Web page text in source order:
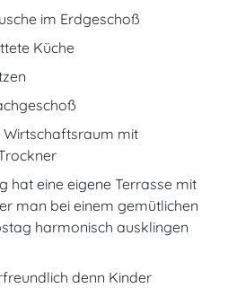
im Erdgeschoß
Küche
mit
hat eine eigene Terrasse mit
man bei einem gemütlichen
harmonisch ausklingen
denn Kinder